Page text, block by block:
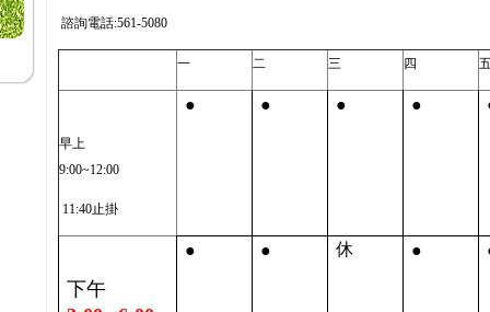
諮詢電話:561-5080
一 二 三 四
早上
9:00~12:00
11:40止掛
● ● ● ●
下午
● ● 休 ●